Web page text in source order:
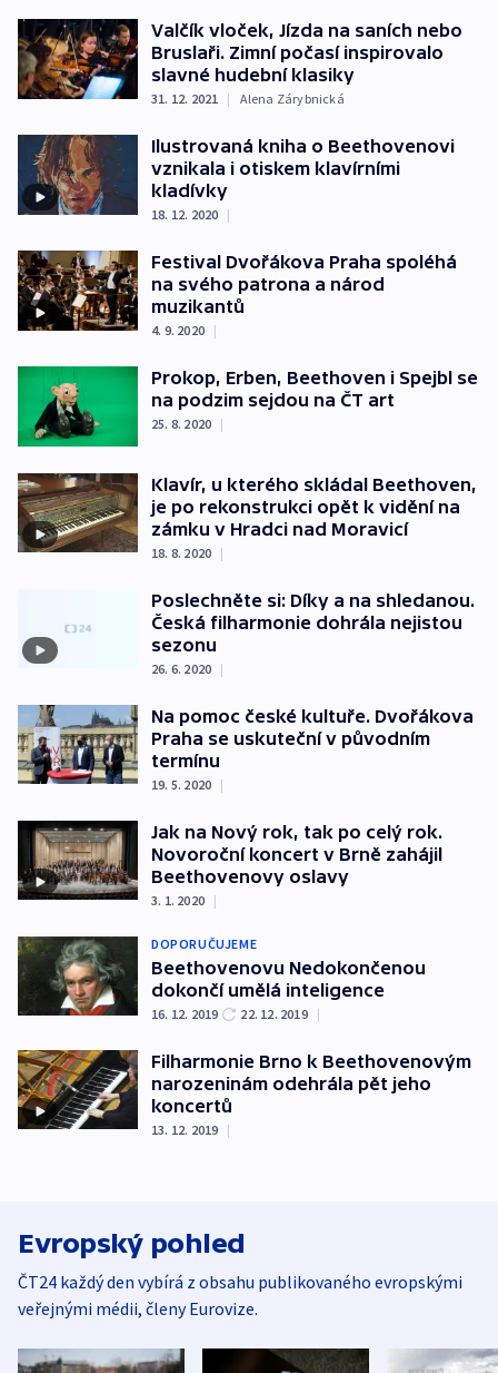
Valčík vloček, Jízda na saních nebo
Bruslaři. Zimní počasí inspirovalo
slavné hudební klasiky
31. 12. 2021 | Alena Zárybnická
Ilustrovaná kniha o Beethovenovi
vznikala i otiskem klavírními
kladívky
18. 12. 2020 |
Festival Dvořákova Praha spoléhá
na svého patrona a národ
muzikantů
4. 9. 2020 |
Prokop, Erben, Beethoven i Spejbl se
na podzim sejdou na ČT art
25. 8. 2020 |
Klavír, u kterého skládal Beethoven,
je po rekonstrukci opět k vidění na
zámku v Hradci nad Moravicí
18. 8. 2020 |
Poslechněte si: Díky a na shledanou.
Česká filharmonie dohrála nejistou
sezonu
26. 6. 2020 |
Na pomoc české kultuře. Dvořákova
Praha se uskuteční v původním
termínu
19. 5. 2020 |
Jak na Nový rok, tak po celý rok.
Novoroční koncert v Brně zahájil
Beethovenovy oslavy
3. 1. 2020 |
DOPORUČUJEME
Beethovenovu Nedokončenou
dokončí umělá inteligence
16. 12. 2019 22. 12. 2019 |
Filharmonie Brno k Beethovenovým
narozeninám odehrála pět jeho
koncertů
13. 12. 2019 |
Evropský pohled
ČT24 každý den vybírá z obsahu publikovaného evropskými
veřejnými médii, členy Eurovize.